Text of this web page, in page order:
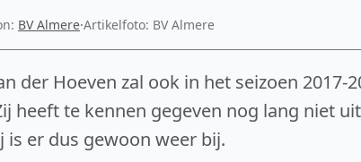
BV Almere·Artikelfoto: BV Almere
der Hoeven zal ook in het seizoen 2017-
heeft te kennen gegeven nog lang niet
is er dus gewoon weer bij.